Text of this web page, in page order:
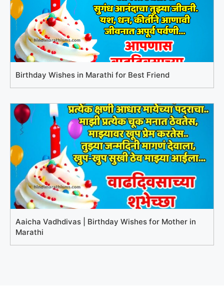
Birthday Wishes in Marathi for Best Friend
Aaicha Vadhdivas | Birthday Wishes for Mother in
Marathi